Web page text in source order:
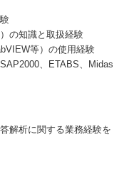
の知識と取扱経験
等）の使用経験
、ETABS、Midas
解析に関する業務経験を